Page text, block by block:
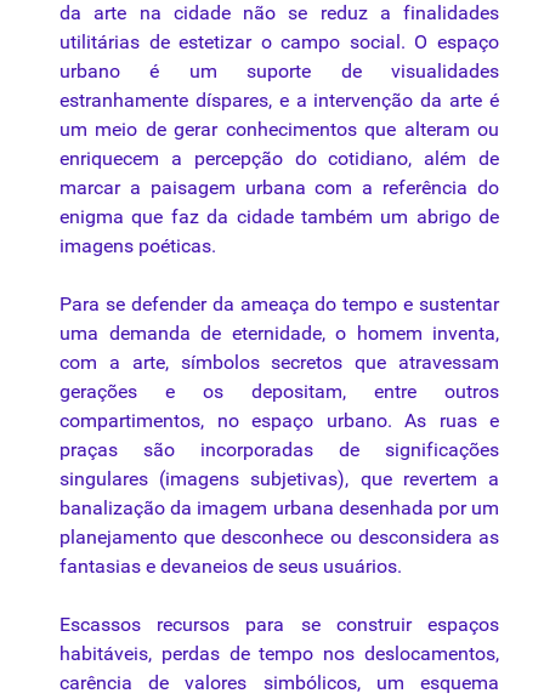
da
arte na cidade não se reduz a finalidades
utilitárias de estetizar o campo social. O espaço
urbanoé um suporte de visualidades
estranhamente díspares, e a intervençãoda arte é
um meio de gerar conhecimentosque alteramou
enriquecem a percepção do cotidiano, além de
marcar a paisagem urbana com a referência do
enigmaque fazda cidade também um abrigo de
imagens poéticas.
Para se defender da ameaça do tempo e sustentar
uma demanda de eternidade, o homem inventa,
com a arte, símbolos secretosque atravessam
gerações e os depositam, entre outros
compartimentos, no espaço urbano. As ruas e
praças são incorporadas de significações
singulares (imagens subjetivas), querevertem a
banalizaçãoda imagem urbana desenhada porum
planejamentoque desconhece ou desconsidera as
fantasias e devaneios de seus usuários.
Escassos recursos para se construir espaços
habitáveis, perdas de tempo nos deslocamentos,
carência de valores simbólicos, um esquema